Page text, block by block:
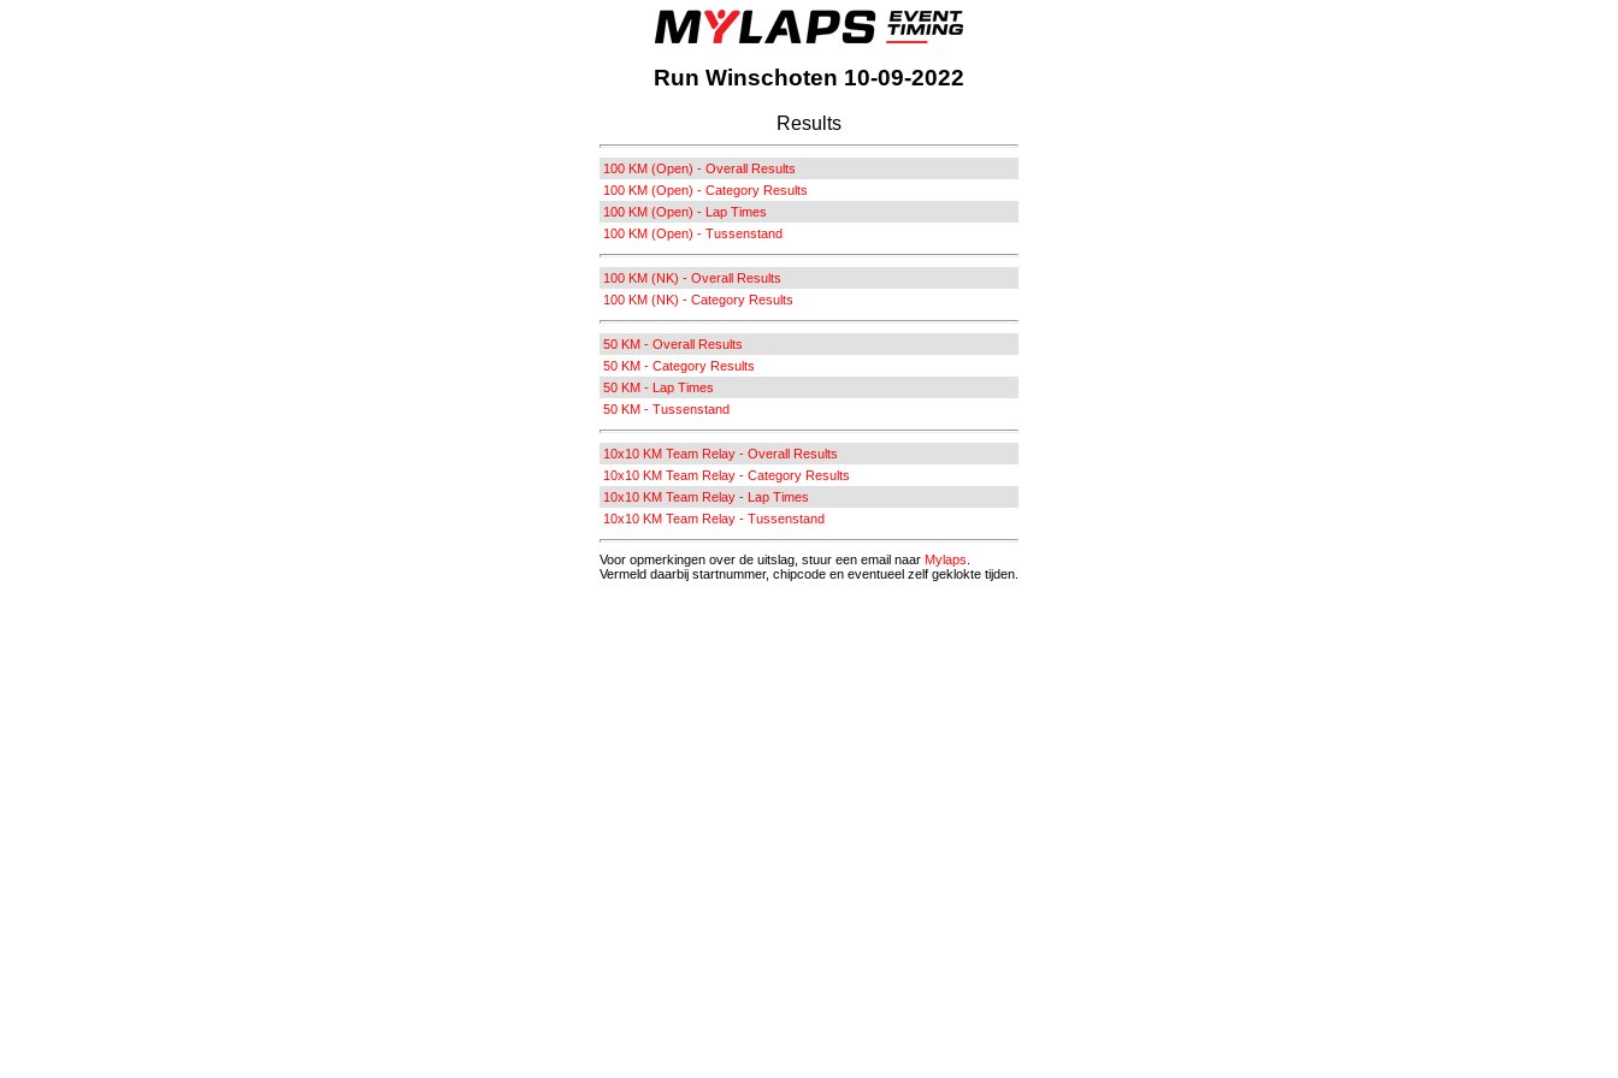
Run Winschoten 10-09-2022
Results
100 KM (Open) - Overall Results
100 KM (Open) - Category Results
100 KM (Open) - Lap Times
100 KM (Open) - Tussenstand
100 KM (NK) - Overall Results
100 KM (NK) - Category Results
50 KM - Overall Results
50 KM - Category Results
50 KM - Lap Times
50 KM - Tussenstand
10x10 KM Team Relay - Overall Results
10x10 KM Team Relay - Category Results
10x10 KM Team Relay - Lap Times
10x10 KM Team Relay - Tussenstand
Voor opmerkingen over de uitslag, stuur een email naar Mylaps
Vermeld daarbij startnummer, chipcode en eventueel zelf geklokte tijden.